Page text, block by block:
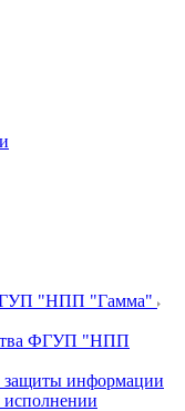
"НПП "Гамма"
ФГУП "НПП
защиты информации